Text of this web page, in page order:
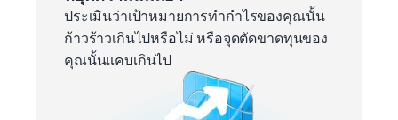
ประเมินว่าเป้าหมายการทำกำไรของคุณนั้น
ก้าวร้าวเกินไปหรือไม่ หรือจุดตัดขาดทุนของ
คุณนั้นแคบเกินไป